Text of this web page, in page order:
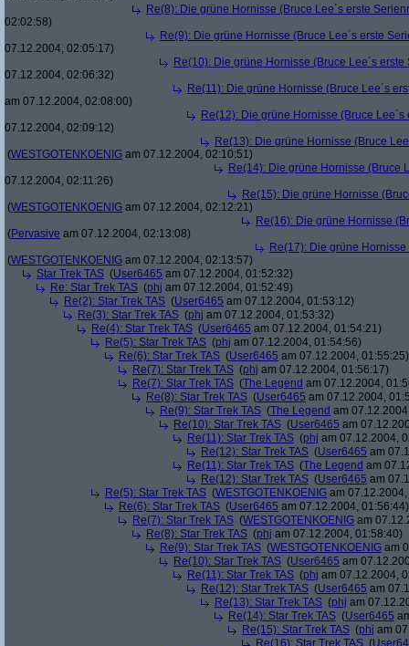
Re(8): Die grüne Hornisse (Bruce Lee´s erste
02:02:58)
Re(9): Die grüne Hornisse (Bruce Lee´s erste
07.12.2004, 02:05:17)
Re(10): Die grüne Hornisse (Bruce Lee´s erste
07.12.2004, 02:06:32)
Re(11): Die grüne Hornisse (Bruce Lee´s
am 07.12.2004, 02:08:00)
Re(12): Die grüne Hornisse (Bruce
07.12.2004, 02:09:12)
Re(13): Die grüne Hornisse (Bruce
(WESTGOTENKOENIG am 07.12.2004, 02:10:51)
Re(14): Die grüne Hornisse (Bruce
07.12.2004, 02:11:26)
Re(15): Die grüne Hornisse
(WESTGOTENKOENIG am 07.12.2004, 02:12:21)
Re(16): Die grüne Hornisse
(Pervasive am 07.12.2004, 02:13:08)
Re(17): Die grüne
(WESTGOTENKOENIG am 07.12.2004, 02:13:57)
Star Trek TAS (User6465 am 07.12.2004, 01:52:32)
Re: Star Trek TAS (phj am 07.12.2004, 01:52:49)
Re(2): Star Trek TAS (User6465 am 07.12.2004, 01:53:12)
Re(3): Star Trek TAS (phj am 07.12.2004, 01:53:32)
Re(4): Star Trek TAS (User6465 am 07.12.2004, 01:54:21)
Re(5): Star Trek TAS (phj am 07.12.2004, 01:54:56)
Re(6): Star Trek TAS (User6465 am 07.12.2004, 01:55:25)
Re(7): Star Trek TAS (phj am 07.12.2004, 01:56:17)
Re(7): Star Trek TAS (The Legend am 07.12.2004,
Re(8): Star Trek TAS (User6465 am 07.12.2004,
Re(9): Star Trek TAS (The Legend am
Re(10): Star Trek TAS (User6465 am
Re(11): Star Trek TAS (phj am 07.12.2004,
Re(12): Star Trek TAS (User6465 am
Re(11): Star Trek TAS (The Legend am
Re(12): Star Trek TAS (User6465 am
Re(5): Star Trek TAS (WESTGOTENKOENIG am
Re(6): Star Trek TAS (User6465 am 07.12.2004, 01:56:44)
Re(7): Star Trek TAS (WESTGOTENKOENIG am
Re(8): Star Trek TAS (phj am 07.12.2004, 01:58:40)
Re(9): Star Trek TAS (WESTGOTENKOENIG am
Re(10): Star Trek TAS (User6465 am
Re(11): Star Trek TAS (phj am 07.12.2004,
Re(12): Star Trek TAS (User6465 am
Re(13): Star Trek TAS (phj am
Re(14): Star Trek TAS (User6465
Re(15): Star Trek TAS (phj am
Re(16): Star Trek TAS (